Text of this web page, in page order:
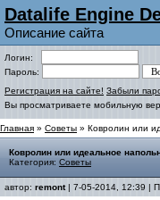
Datalife Engine
Описание сайта
Логин:
Пароль:
Регистрация на сайте! Забыли
Вы просматриваете мобильную
Главная » Советы » Ковролин или
Ковролин или идеальное
Категория: Советы
автор: remont| 7-05-2014, 12:39 |